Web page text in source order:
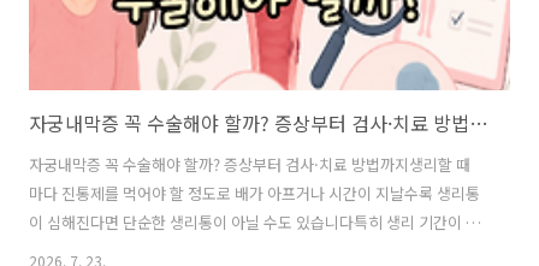
자궁내막증 꼭 수술해야 할까? 증상부터 검사·치료 방법까지
자궁내막증 꼭 수술해야 할까? 증상부터 검사·치료 방법까지생리할 때
마다 진통제를 먹어야 할 정도로 배가 아프거나 시간이 지날수록 생리통
이 심해진다면 단순한 생리통이 아닐 수도 있습니다특히 생리 기간이 아
닌데도 골반 통증이 반복되거나 성관계 시 통증, 배변할 때 통증 등이 함
2026. 7. 23.